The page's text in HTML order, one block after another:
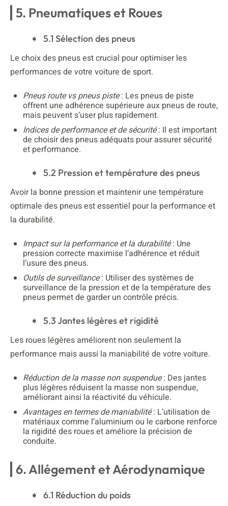
5. Pneumatiques et Roues
5.1 Sélection des pneus
Le choix des pneus est crucial pour optimiser les
performances de votre voiture de sport.
Pneus route vs pneus piste: Les pneus de piste
offrent une adhérence supérieure aux pneus de route,
mais peuvent s’user plus rapidement.
Indices de performance et de sécurité: Il est important
de choisir des pneus adéquats pour assurer sécurité
et performance.
5.2 Pression et température des pneus
Avoir la bonne pression et maintenir une température
optimale des pneus est essentiel pour la performance et
la durabilité.
Impact sur la performance et la durabilité: Une
pression correcte maximise l’adhérence et réduit
l’usure des pneus.
Outils de surveillance: Utiliser des systèmes de
surveillance de la pression et de la température des
pneus permet de garder un contrôle précis.
5.3 Jantes légères et rigidité
Les roues légères améliorent non seulement la
performance mais aussi la maniabilité de votre voiture.
Réduction de la masse non suspendue: Des jantes
plus légères réduisent la masse non suspendue,
améliorant ainsi la réactivité du véhicule.
Avantages en termes de maniabilité: L’utilisation de
matériaux comme l’aluminium ou le carbone renforce
la rigidité des roues et améliore la précision de
conduite.
6. Allégement et Aérodynamique
6.1 Réduction du poids